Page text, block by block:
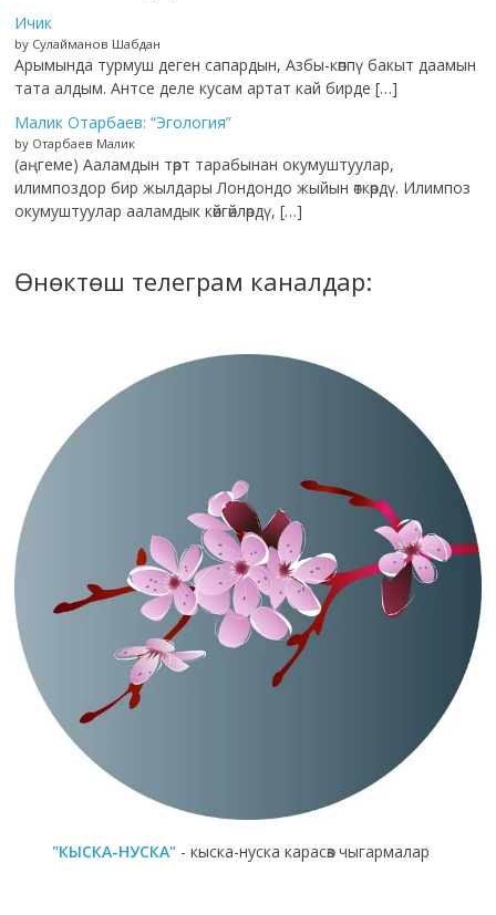
Ичик
by Сулайманов Шабдан
Арымында турмуш деген сапардын, Азбы-көппү бакыт даамын
тата алдым. Антсе деле кусам артат кай бирде […]
Малик Отарбаев: “Эгология”
by Отарбаев Малик
(аңгеме) Ааламдын төрт тарабынан окумуштуулар,
илимпоздор бир жылдары Лондондо жыйын өткөрдү. Илимпоз
окумуштуулар ааламдык көйгөйлөрдү, […]
Өнөктөш телеграм каналдар:
"КЫСКА-НУСКА" - кыска-нуска карасөз чыгармалар